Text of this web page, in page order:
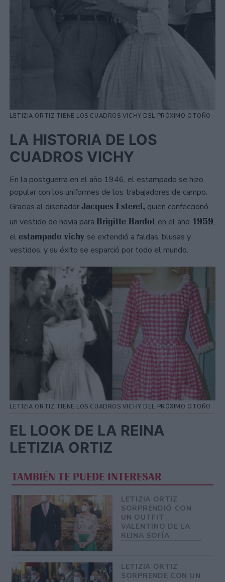
LETIZIA ORTIZ TIENE LOS CUADROS VICHY DEL PRÓXIMO OTOÑO
LA HISTORIA DE LOS
CUADROS VICHY
En la postguerra en el año 1946, el estampado se hizo
popular con los uniformes de los trabajadores de campo.
Gracias al diseñadorJacques Esterel, quien confeccionó
un vestido de novia para Brigitte Bardot en el año 1959,
el estampado vichy se extendió a faldas, blusas y
vestidos, y su éxito se esparció por todo el mundo.
LETIZIA ORTIZ TIENE LOS CUADROS VICHY DEL PRÓXIMO OTOÑO
EL LOOK DE LA REINA
LETIZIA ORTIZ
TAMBIÉN TE PUEDE INTERESAR
LETIZIA ORTIZ
SORPRENDIÓ CON
UN OUTFIT
VALENTINO DE LA
REINA SOFÍA
LETIZIA ORTIZ
SORPRENDE CON UN